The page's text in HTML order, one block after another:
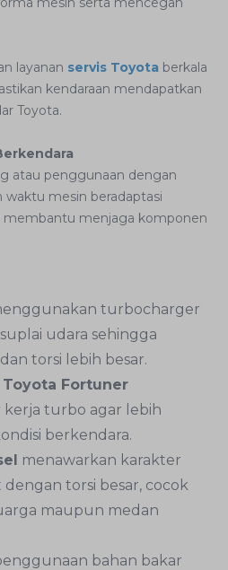
layanan servis Toyota berkala
kendaraan mendapatkan
Toyota.
atau penggunaan dengan
mesin beradaptasi
menjaga komponen
turbocharger
udara sehingga
torsi lebih besar.
Fortuner
turbo agar lebih
berkendara.
menawarkan karakter
torsi besar, cocok
maupun medan
bahan bakar